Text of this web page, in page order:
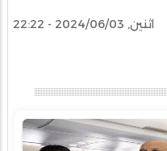
اثنين, 2024/06/03 - 22:22